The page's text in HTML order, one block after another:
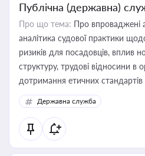
Публічна (державна)
Про що тема: Про впроваджені
аналітика судової практики
ризиків для посадовців, вплив
структуру, трудові відносини в
дотримання етичних стандартів
Державна служба